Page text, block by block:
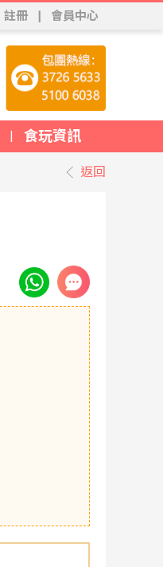
註冊 | 會員中心
| 食玩資訊
返回